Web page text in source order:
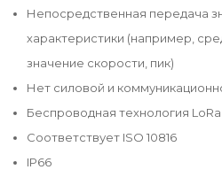
Непосредственная передача
характеристики (например,
значение скорости, пик)
Нет силовой и
Беспроводная технология LoRa
Соответствует ISO 10816
IP66